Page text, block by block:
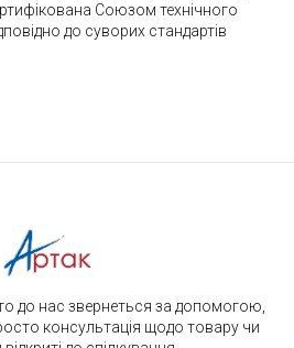
Союзом технічного
до суворих стандартів
до нас звернеться за допомогою,
консультація щодо товару чи